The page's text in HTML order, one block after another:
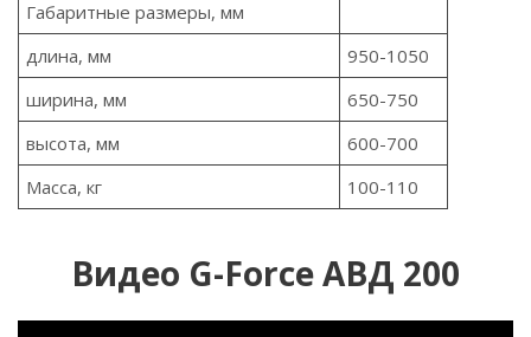
Габаритные размеры, мм
длина, мм
950-1050
ширина, мм
650-750
высота, мм
600-700
Масса, кг
100-110
Видео G-Force ABД 200